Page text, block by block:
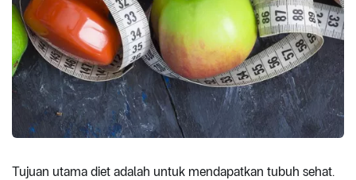
Tujuan utama diet adalah untuk mendapatkan tubuh sehat.